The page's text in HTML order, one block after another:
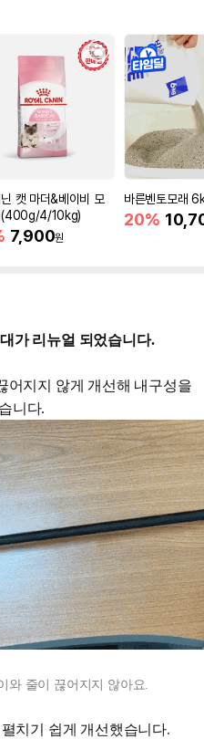
캣 마더&베이비 모
(400g/4/10kg)
7,900원
바른벤토모래
20%
가 리뉴얼 되었습니다.
어지지 않게 개선해 내구성을
니다.
와 줄이 끊어지지 않아요.
치기 쉽게 개선했습니다.